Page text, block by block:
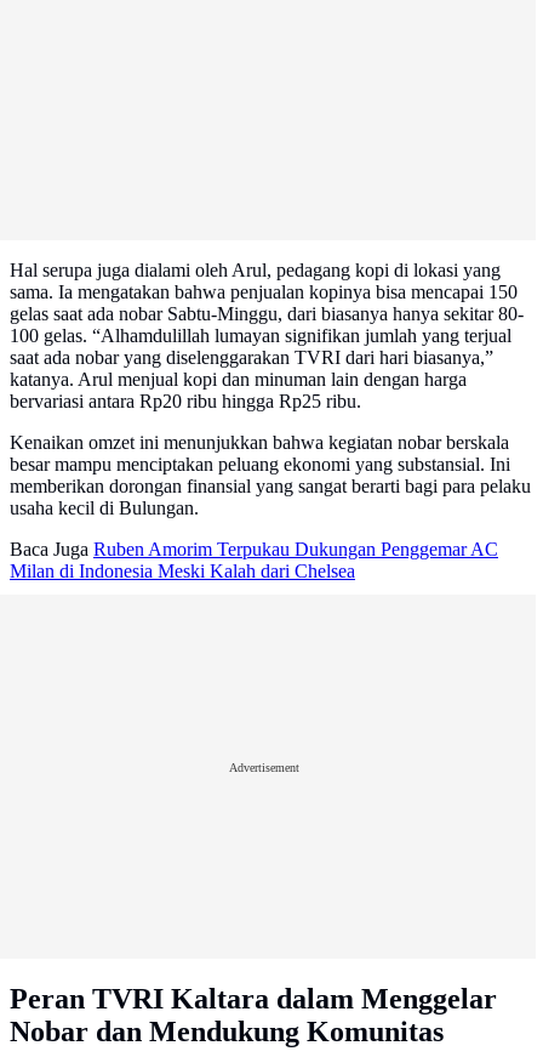
Hal serupa juga dialami oleh Arul, pedagang kopi di lokasi yang
sama. Ia mengatakan bahwa penjualan kopinya bisa mencapai 150
gelas saat ada nobar Sabtu-Minggu, dari biasanya hanya sekitar 80-
100 gelas. “Alhamdulillah lumayan signifikan jumlah yang terjual
saat ada nobar yang diselenggarakan TVRI dari hari biasanya,”
katanya. Arul menjual kopi dan minuman lain dengan harga
bervariasi antara Rp20 ribu hingga Rp25 ribu.
Kenaikan omzet ini menunjukkan bahwa kegiatan nobar berskala
besar mampu menciptakan peluang ekonomi yang substansial. Ini
memberikan dorongan finansial yang sangat berarti bagi para pelaku
usaha kecil di Bulungan.
Baca Juga Ruben Amorim Terpukau Dukungan Penggemar AC
Milan di Indonesia Meski Kalah dari Chelsea
Advertisement
Peran TVRI Kaltara dalam Menggelar
Nobar dan Mendukung Komunitas